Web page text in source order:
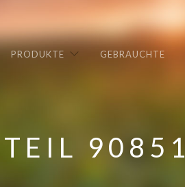
PRODUKTE GEBRAUCHTE
90851